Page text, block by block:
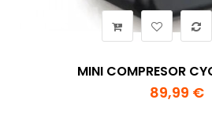
MINI COMPRESOR
89,99 €